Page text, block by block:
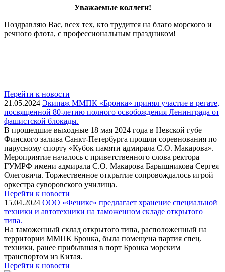
Уважаемые коллеги!
Поздравляю Вас, всех тех, кто трудится на благо морского и
речного флота, с профессиональным праздником!
Перейти к новости
21.05.2024 Экипаж ММПК «Бронка» принял участие в регате,
посвященной 80-летию полного освобождения Ленинграда от
фашистской блокады.
В прошедшие выходные 18 мая 2024 года в Невской губе
Финского залива Санкт-Петербурга прошли соревнования по
парусному спорту «Кубок памяти адмирала С.О. Макарова».
Мероприятие началось с приветственного слова ректора
ГУМРФ имени адмирала С.О. Макарова Барышникова Сергея
Олеговича. Торжественное открытие сопровождалось игрой
оркестра суворовского училища.
Перейти к новости
15.04.2024 ООО «Феникс» предлагает хранение специальной
техники и автотехники на таможенном складе открытого
типа.
На таможенный склад открытого типа, расположенный на
территории ММПК Бронка, была помещена партия спец.
техники, ранее прибывшая в порт Бронка морским
транспортом из Китая.
Перейти к новости